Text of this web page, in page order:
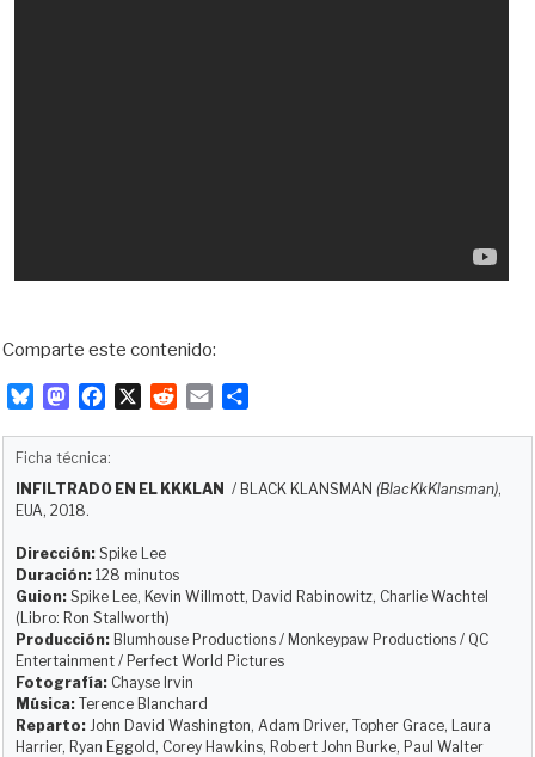
Comparte este contenido:
u
s
y
M
o
o
n
b
o
k
X
i
l
a
r
Ficha técnica:
INFILTRADO EN EL KKKLAN / BLACK KLANSMAN (BlacKkKlansman),
EUA, 2018.
Dirección: Spike Lee
Duración: 128 minutos
Guion: Spike Lee, Kevin Willmott, David Rabinowitz, Charlie Wachtel
(Libro: Ron Stallworth)
Producción: Blumhouse Productions / Monkeypaw Productions / QC
Entertainment / Perfect World Pictures
Fotografía: Chayse Irvin
Música: Terence Blanchard
Reparto: John David Washington, Adam Driver, Topher Grace, Laura
Harrier, Ryan Eggold, Corey Hawkins, Robert John Burke, Paul Walter